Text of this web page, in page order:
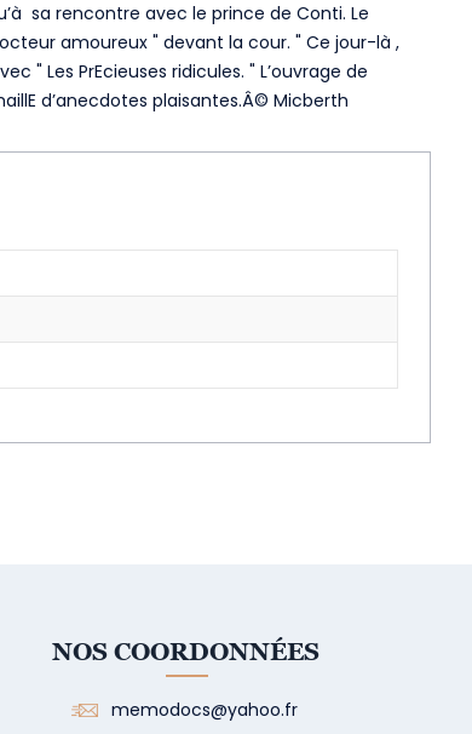
sa rencontre avec le prince de Conti. Le
amoureux " devant la cour. " Ce jour-là ,
" Les PrEcieuses ridicules. " L’ouvrage de
d’anecdotes plaisantes.Â© Micberth
NOS COORDONNÉES
memodocs@yahoo.fr